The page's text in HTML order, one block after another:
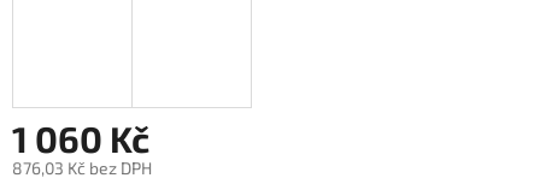
1 060 Kč
876,03 Kč bez DPH